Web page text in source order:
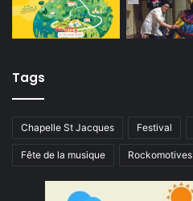
Tags
Chapelle St Jacques Festival
Fête de la musique Rockomotives